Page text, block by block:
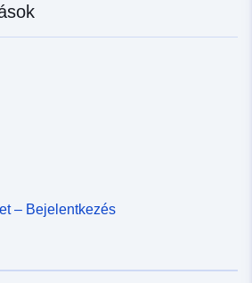
– Bejelentkezés